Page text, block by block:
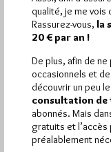
Abonnement aux
qualité, je me vois
Rassurez-vous, la
20 € par an !
De plus, afin de
occasionnels et
découvrir un peu
consultation
abonnés. Mais
gratuits et
préalablement